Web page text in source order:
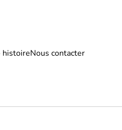
histoireNous contacter